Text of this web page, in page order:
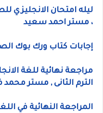
ليله امتحان الانجليزي
، مستر احمد سعيد
إجابات كتاب ورك بوك
مراجعة نهائية للغة
الترم الثانى , مستر محمد
المراجعة النهائية في